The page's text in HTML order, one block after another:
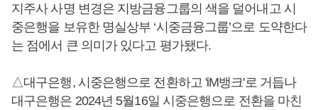
지주사 사명 변경은 지방금융그룹의 색을 덜어내고 시
중은행을 보유한 명실상부 ‘시중금융그룹’으로 도약한다
는 점에서 큰 의미가 있다고 평가됐다.
△대구은행, 시중은행으로 전환하고 'iM뱅크'로 거듭나
대구은행은 2024년 5월16일 시중은행으로 전환을 마친